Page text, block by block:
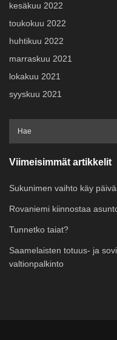
kesäkuu 2022
toukokuu 2022
huhtikuu 2022
marraskuu 2021
lokakuu 2021
syyskuu 2021
Viimeisimmät artikkelit
Sukunimen vaihto käy
Rovaniemi kiinnostaa
Tunnetko taiat?
Saamelaisten totuus- ja
valtionpalkinto